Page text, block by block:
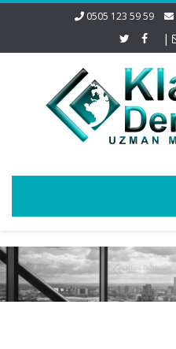
0505 123 59 59
|